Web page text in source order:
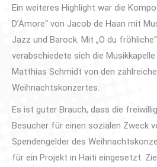
Ein weiteres Highlight war die
D’Amore“ von Jacob de Haan mit
Jazz und Barock. Mit „O du
verabschiedete sich die
Matthias Schmidt von den
Weihnachtskonzertes.
Es ist guter Brauch, dass die
Besucher für einen sozialen Zweck
Spendengelder des
für ein Projekt in Haiti eingesetzt.